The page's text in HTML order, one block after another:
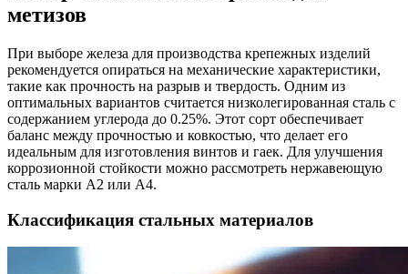
метизов
При выборе железа для производства крепежных изделий
рекомендуется опираться на механические характеристики,
такие как прочность на разрыв и твердость. Одним из
оптимальных вариантов считается низколегированная сталь с
содержанием углерода до 0.25%. Этот сорт обеспечивает
баланс между прочностью и ковкостью, что делает его
идеальным для изготовления винтов и гаек. Для улучшения
коррозионной стойкости можно рассмотреть нержавеющую
сталь марки A2 или A4.
Классификация стальных материалов